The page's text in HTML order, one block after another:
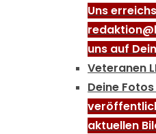
Uns
uns auf
Veteranen
Deine
aktuellen